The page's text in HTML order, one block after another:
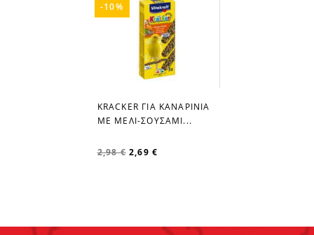
favorite_border
KRACKER ΓΙΑ ΚΑΝΑΡΙΝΙΑ
ΜΕ ΜΕΛΙ-ΣΟΥΣΑΜΙ...
2,98 € 2,69 €
-10%